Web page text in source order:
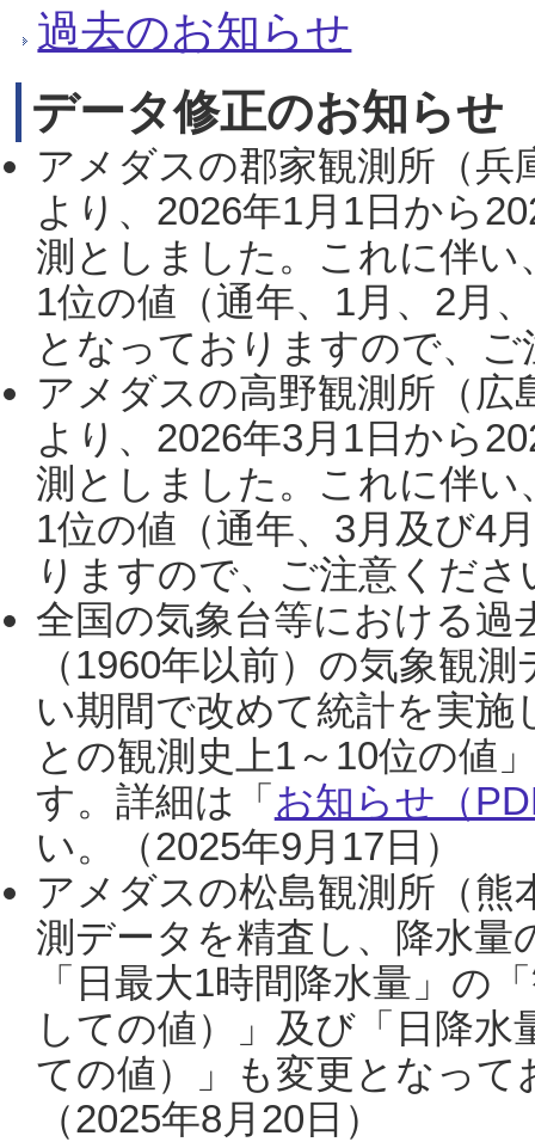
過去のお知らせ
データ修正のお知らせ
アメダスの郡家観測所（
より、2026年1月1日から
測としました。これに伴い
1位の値（通年、1月、2月
となっておりますので、
アメダスの高野観測所（
より、2026年3月1日から
測としました。これに伴い
1位の値（通年、3月及び4
りますので、ご注意くだ
全国の気象台等における過
（1960年以前）の気象観
い期間で改めて統計を実
との観測史上1～10位の値
す。詳細は「 お知らせ（
い。（2025年9月17日）
アメダスの松島観測所（熊
測データを精査し、降水
「日最大1時間降水量」の
しての値）」及び「日降
ての値）」も変更となっ
（2025年8月20日）